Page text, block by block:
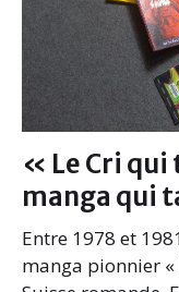
« Le Cri
manga qui
Entre 1978 et
manga pionnier «